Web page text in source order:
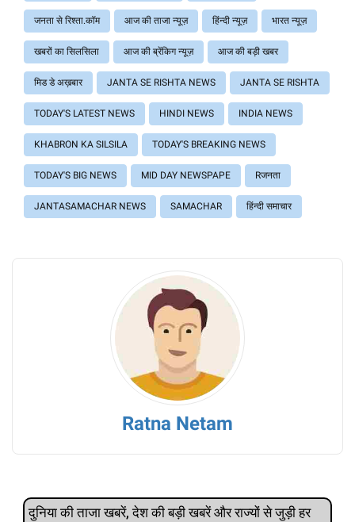
जनता से रिश्ता.कॉम आज की ताजा न्यूज़ हिंन्दी न्यूज़ भारत न्यूज़
खबरों का सिलसिला आज की ब्रेंकिग न्यूज़ आज की बड़ी खबर
मिड डे अख़बार JANTA SE RISHTA NEWS JANTA SE RISHTA
TODAY'S LATEST NEWS HINDI NEWS INDIA NEWS
KHABRON KA SILSILA TODAY'S BREAKING NEWS
TODAY'S BIG NEWS MID DAY NEWSPAPE Rजनता
JANTASAMACHAR NEWS SAMACHAR हिंन्दी समाचार
Ratna Netam
दुनिया की ताजा खबरें, देश की बड़ी खबरें और राज्‍यों से जुड़ी हर